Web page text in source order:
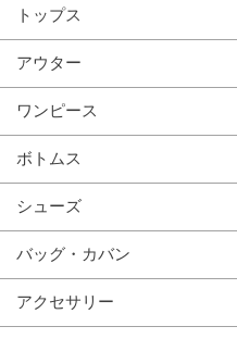
トップス
アウター
ワンピース
ボトムス
シューズ
バッグ・カバン
アクセサリー